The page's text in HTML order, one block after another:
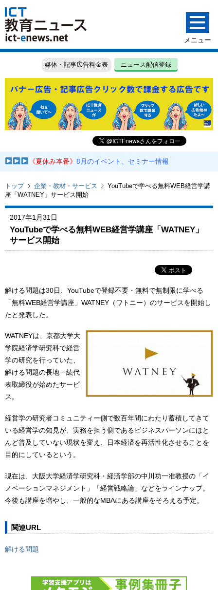
媒体・記事広告料金表 ニュース配信登録
《夏休み本番》8月のイベント、セミナー情報
トップ 企業・教材・サービス
YouTubeで学べる無料WEB経営学講
座「WATNEY」サービス開始
2017年1月31日
YouTubeで学べる無料WEB経営学講座「WATNEY」
サービス開始
解ける問題は30日、YouTubeで登録不要・無料で無制限に学べる
「無料WEB経営学講座」WATNEY（ワトニー）のサービスを開始し
たと発表した。
WATNEYは、京都大学大
学院経済学研究科で経営
学の研究を行っていた、
解ける問題の長地一紘代
表取締役が始めたサービ
ス。
経営学の研究者コミュニティー側で数百年間にわたり蓄積してきて
いる経営学の知見が、実務を担う側であるビジネスパーソンにほと
んど普及していない現状を変え、日本経済を再活性化させることを
目的にしているという。
現在は、大阪大学経済学研究科・経済学部の中川功一准教授の「イ
ノベーションマネジメント」「経営戦略論」などをラインナップ。
今後も講座を増やし、一般的なMBAにある講座をそろえる予定。
関連URL
解ける問題